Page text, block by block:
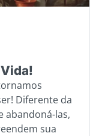
Diferente da
abandoná-las,
sua